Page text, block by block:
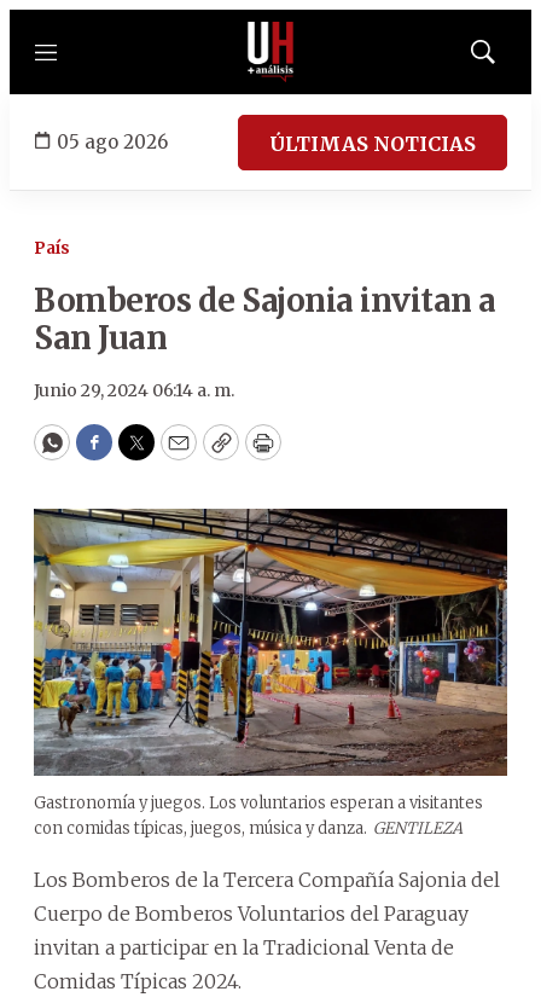
Menú
Mostrar
05 ago 2026 ÚLTIMAS NOTICIAS
País
Bomberos de Sajonia invitan a
San Juan
Junio 29, 2024 06:14 a. m.
WhatsApp
Facebook
Twitter
EmailCopyPrint
Gastronomía y juegos. Los voluntarios esperan a visitantes
con comidas típicas, juegos, música y danza. GENTILEZA
Los Bomberos de la Tercera Compañía Sajonia del
Cuerpo de Bomberos Voluntarios del Paraguay
invitan a participar en la Tradicional Venta de
Comidas Típicas 2024.